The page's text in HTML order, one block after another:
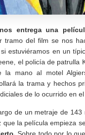
entrega una
tramo del film se nos
estuviéramos en un
el policía de patrulla
mano al motel
la trama y hechos
de lo ocurrido en el
de un metraje de
la película empieza
Sobre todo por lo